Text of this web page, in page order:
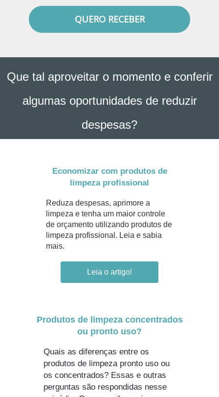
QUERO RECEBER
Que tal aproveitar o momento e conferir
algumas oportunidades de reduzir
despesas?
Economizar com produtos de
limpeza profissional
Reduza despesas, aprimore a
limpeza e tenha um maior controle
de orçamento utilizando produtos de
limpeza profissional. Leia e sabia
mais.
Leia o artigo!
Produtos de limpeza concentrados
ou pronto uso?
Quais as diferenças entre os
produtos de limpeza pronto uso ou
os concentrados? Essas e outras
perguntas são respondidas nesse